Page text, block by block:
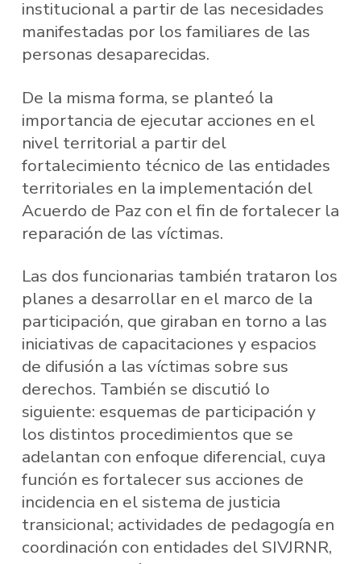
institucional a partir de las necesidades
manifestadas por los familiares de las
personas desaparecidas.
De la misma forma, se planteó la
importancia de ejecutar acciones en el
nivel territorial a partir del
fortalecimiento técnico de las entidades
territoriales en la implementación del
Acuerdo de Paz con el fin de fortalecer la
reparación de las víctimas.
Las dos funcionarias también trataron los
planes a desarrollar en el marco de la
participación, que giraban en torno a las
iniciativas de capacitaciones y espacios
de difusión a las víctimas sobre sus
derechos. También se discutió lo
siguiente: esquemas de participación y
los distintos procedimientos que se
adelantan con enfoque diferencial, cuya
función es fortalecer sus acciones de
incidencia en el sistema de justicia
transicional; actividades de pedagogía en
coordinación con entidades del SIVJRNR,